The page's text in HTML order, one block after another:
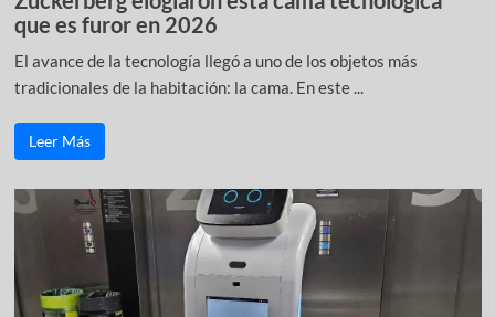
que es furor en 2026
El avance de la tecnología llegó a uno de los objetos más
tradicionales de la habitación: la cama. En este ...
Leer Más